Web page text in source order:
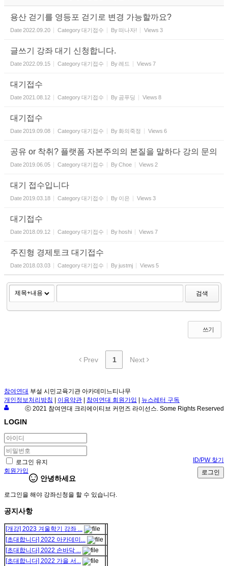
용산 걷기를 영등포 걷기로 변경 가능할까요?
Date2022.09.20 Category대기접수 By떠나자! Views 3
글쓰기 강좌 대기 신청합니다.
Date2022.09.15 Category대기접수 By레드 Views 7
대기접수
Date2021.08.12 Category대기접수 By 곰푸딩 Views 8
대기접수
Date2019.09.08 Category대기접수 By 화의죽정 Views 6
공유 or 착취? 플랫폼 자본주의의 본질을 말하다 강의 문의
Date2019.06.05 Category대기접수 ByChoe Views 2
대기 접수입니다
Date2019.03.18 Category대기접수 By 이은 Views 3
대기접수
Date2018.09.12 Category대기접수 Byhoshi Views 7
주진형 경제토크 대기접수
Date2018.03.03 Category대기접수 Byjustmj Views 5
검색
쓰기
Prev 1 Next
참여연대 부설 시민교육기관 아카데미느티나무
개인정보처리방침 | 이용약관 | 참여연대 회원가입 | 뉴스레터 구독
ⓒ 2021 참여연대 크리에이티브 커먼즈 라이선스. Some Rights Reserved
LOGIN
로그인 유지
ID/PW 찾기
회원가입
로그인
안녕하세요
로그인을 해야 강좌신청을 할 수 있습니다.
공지사항
[개강] 2023 겨울학기 강좌 ...
[초대합니다] 2022 아카데미...
[초대합니다] 2022 손바닥 ...
[초대합니다] 2022 가을 서...